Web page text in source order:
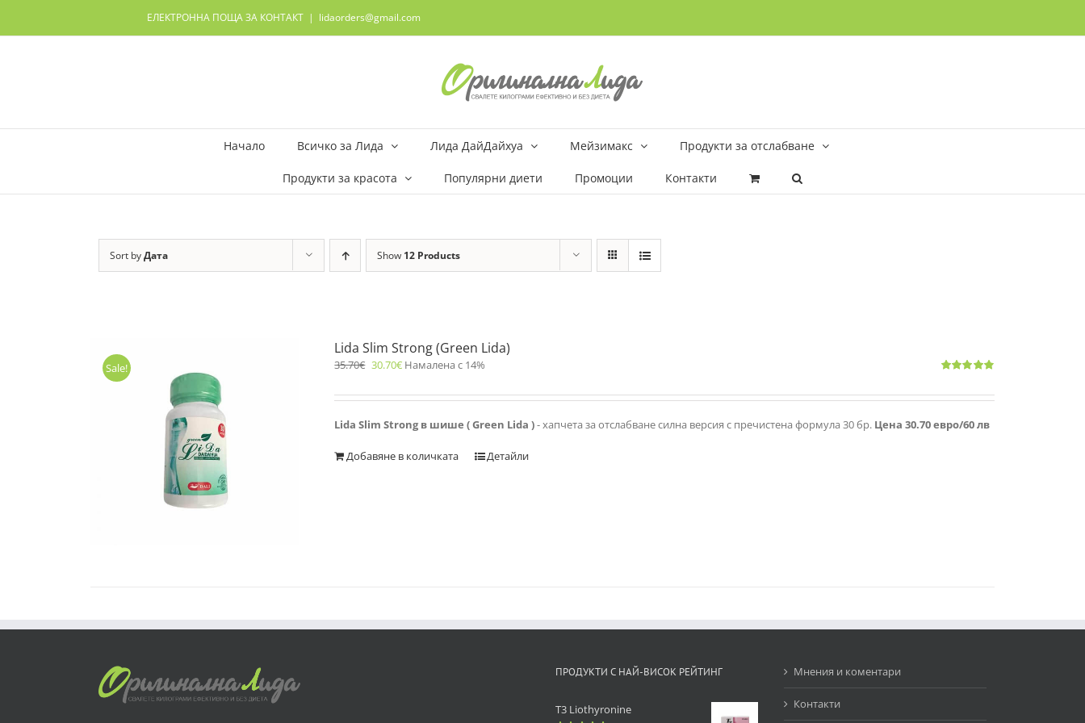
content
ЕЛЕКТРОННА ПОЩА ЗА КОНТАКТ | lidaorders@gmail.com
Начало Всичко за Лида Лида ДайДайхуа Мейзимакс Продукти за отслабване
Продукти за красота Популярни диети Промоции Контакти
Sort byДата Show 12 Products
Sale!
Lida Slim Strong (Green Lida)
35.70€ 30.70€ Намалена с 14%
Lida Slim Strong в шише ( Green Lida )- хапчета за отслабване силна версия с пречистена формула 30 бр. Цена 30.70 евро/60 лв
Добавяне в количката Детайли
ПРОДУКТИ С НАЙ-ВИСОК РЕЙТИНГ
T3 Liothyronine
Мнения и коментари
Контакти